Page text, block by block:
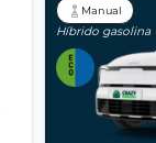
Manual
Híbrido gasolina